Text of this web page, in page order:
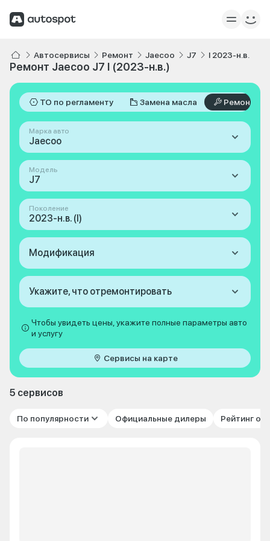
Автосервисы Ремонт Jaecoo J7 I 2023-н.в.
Ремонт Jaecoo J7 I (2023-н.в.)
ТО по регламенту Замена масла Ремонт
Марка авто
Jaecoo
Модель
J7
Поколение
2023-н.в. (I)
Модификация
Укажите, что отремонтировать
Чтобы увидеть цены, укажите полные параметры авто
и услугу
Сервисы на карте
5 сервисов
По популярности Официальные дилеры Рейтинг